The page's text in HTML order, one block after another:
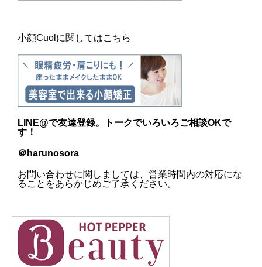
小顔Cuolに関してはこちら
LINE@で友達登録。トークでいろいろご相談OKで
す！
＠harunosora
お問い合わせに関しましては、営業時間内の対応にな
ることをあらかじめご了承ください。